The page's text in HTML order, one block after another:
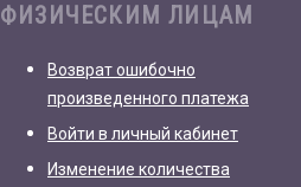
ФИЗИЧЕСКИМ ЛИЦАМ
Возврат ошибочно
произведенного платежа
Войти в личный кабинет
Изменение количества